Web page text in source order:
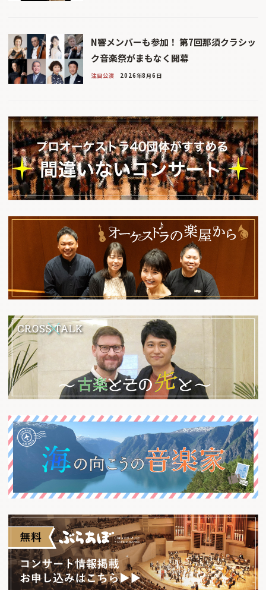
N響メンバーも参加！ 第7回那須クラシッ
ク音楽祭がまもなく開幕
注目公演 2026年8月6日